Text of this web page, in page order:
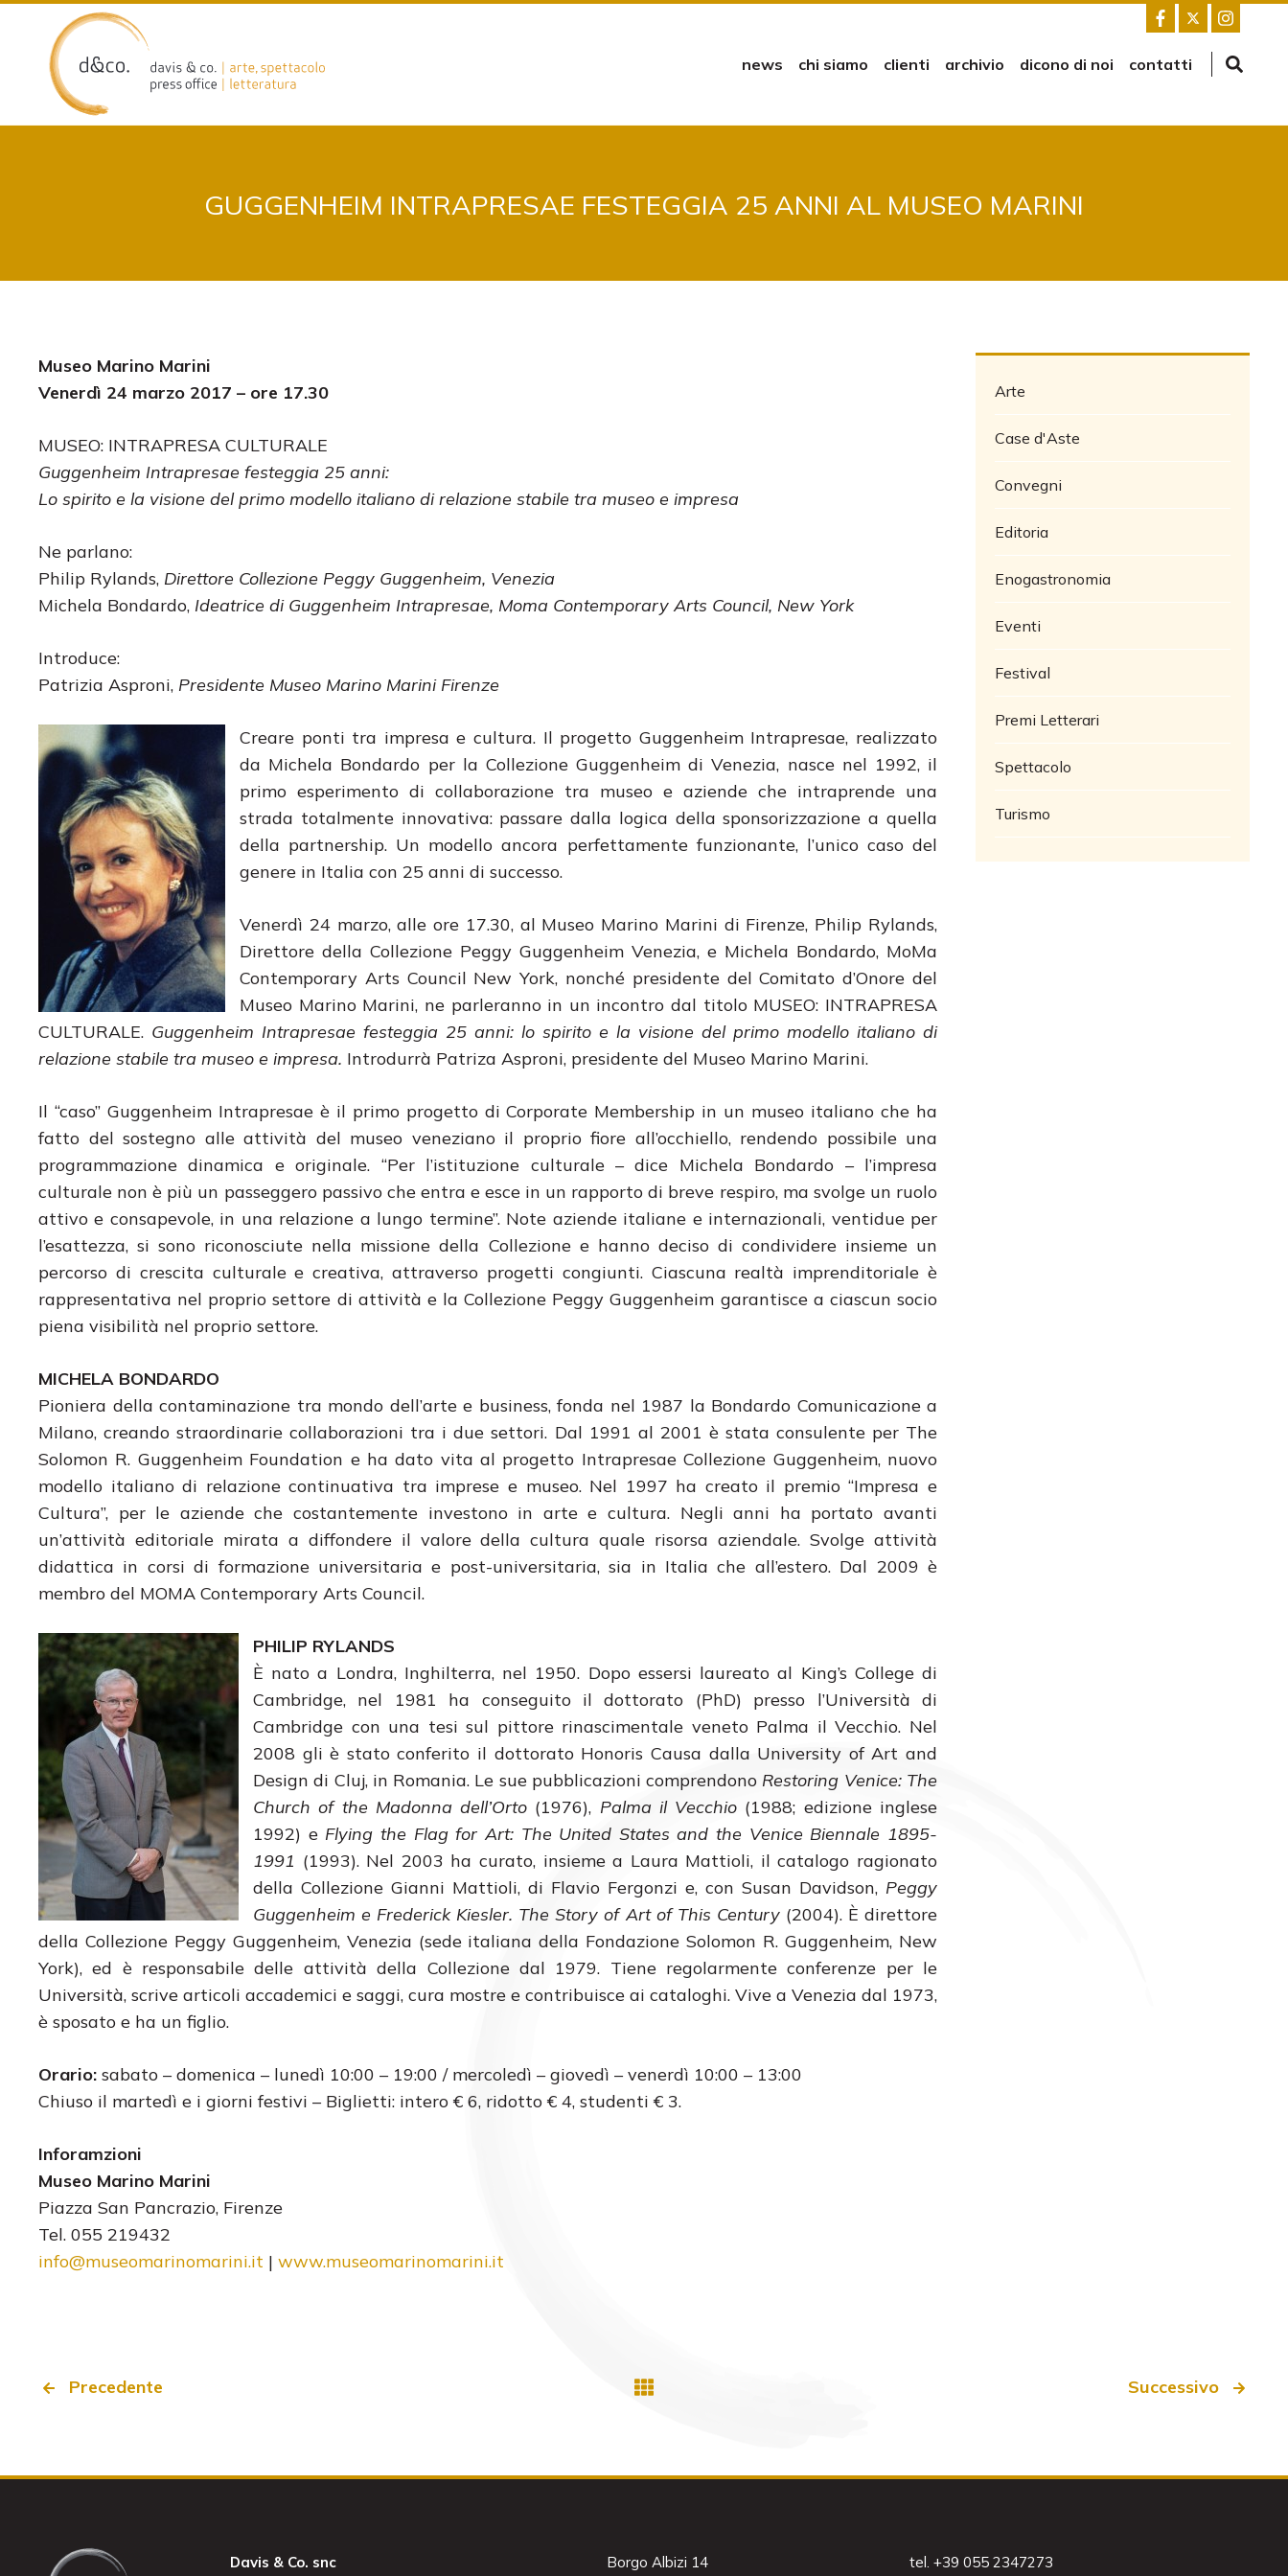
content
news chi siamo clienti archivio dicono di noi contatti
GUGGENHEIM INTRAPRESAE FESTEGGIA 25 ANNI AL MUSEO MARINI
Museo Marino Marini
Venerdì 24 marzo 2017 – ore 17.30
MUSEO: INTRAPRESA CULTURALE
Guggenheim Intrapresae festeggia 25 anni:
Lo spirito e la visione del primo modello italiano di relazione stabile tra museo e impresa
Ne parlano:
Philip Rylands, Direttore Collezione Peggy Guggenheim, Venezia
Michela Bondardo, Ideatrice di Guggenheim Intrapresae, Moma Contemporary Arts Council, New York
Introduce:
Patrizia Asproni, Presidente Museo Marino Marini Firenze
Creare ponti tra impresa e cultura. Il progetto Guggenheim Intrapresae, realizzato
da Michela Bondardo per la Collezione Guggenheim di Venezia, nasce nel 1992, il
primo esperimento di collaborazione tra museo e aziende che intraprende una
strada totalmente innovativa: passare dalla logica della sponsorizzazione a quella
della partnership. Un modello ancora perfettamente funzionante, l’unico caso del
genere in Italia con 25 anni di successo.
Venerdì 24 marzo, alle ore 17.30, al Museo Marino Marini di Firenze, Philip Rylands,
Direttore della Collezione Peggy Guggenheim Venezia, e Michela Bondardo, MoMa
Contemporary Arts Council New York, nonché presidente del Comitato d’Onore del
Museo Marino Marini, ne parleranno in un incontro dal titolo MUSEO: INTRAPRESA
CULTURALE. Guggenheim Intrapresae festeggia 25 anni: lo spirito e la visione del primo modello italiano di
relazione stabile tra museo e impresa. Introdurrà Patriza Asproni, presidente del Museo Marino Marini.
Il “caso” Guggenheim Intrapresae è il primo progetto di Corporate Membership in un museo italiano che ha
fatto del sostegno alle attività del museo veneziano il proprio fiore all’occhiello, rendendo possibile una
programmazione dinamica e originale. “Per l’istituzione culturale – dice Michela Bondardo – l’impresa
culturale non è più un passeggero passivo che entra e esce in un rapporto di breve respiro, ma svolge un ruolo
attivo e consapevole, in una relazione a lungo termine”. Note aziende italiane e internazionali, ventidue per
l’esattezza, si sono riconosciute nella missione della Collezione e hanno deciso di condividere insieme un
percorso di crescita culturale e creativa, attraverso progetti congiunti. Ciascuna realtà imprenditoriale è
rappresentativa nel proprio settore di attività e la Collezione Peggy Guggenheim garantisce a ciascun socio
piena visibilità nel proprio settore.
MICHELA BONDARDO
Pioniera della contaminazione tra mondo dell’arte e business, fonda nel 1987 la Bondardo Comunicazione a
Milano, creando straordinarie collaborazioni tra i due settori. Dal 1991 al 2001 è stata consulente per The
Solomon R. Guggenheim Foundation e ha dato vita al progetto Intrapresae Collezione Guggenheim, nuovo
modello italiano di relazione continuativa tra imprese e museo. Nel 1997 ha creato il premio “Impresa e
Cultura”, per le aziende che costantemente investono in arte e cultura. Negli anni ha portato avanti
un’attività editoriale mirata a diffondere il valore della cultura quale risorsa aziendale. Svolge attività
didattica in corsi di formazione universitaria e post-universitaria, sia in Italia che all’estero. Dal 2009 è
membro del MOMA Contemporary Arts Council.
PHILIP RYLANDS
È nato a Londra, Inghilterra, nel 1950. Dopo essersi laureato al King’s College di
Cambridge, nel 1981 ha conseguito il dottorato (PhD) presso l’Università di
Cambridge con una tesi sul pittore rinascimentale veneto Palma il Vecchio. Nel
2008 gli è stato conferito il dottorato Honoris Causa dalla University of Art and
Design di Cluj, in Romania. Le sue pubblicazioni comprendono Restoring Venice: The
Church of the Madonna dell’Orto (1976), Palma il Vecchio (1988; edizione inglese
1992) e Flying the Flag for Art: The United States and the Venice Biennale 1895-
1991 (1993). Nel 2003 ha curato, insieme a Laura Mattioli, il catalogo ragionato
della Collezione Gianni Mattioli, di Flavio Fergonzi e, con Susan Davidson, Peggy
Guggenheim e Frederick Kiesler. The Story of Art of This Century(2004). È direttore
della Collezione Peggy Guggenheim, Venezia (sede italiana della Fondazione Solomon R. Guggenheim, New
York), ed è responsabile delle attività della Collezione dal 1979. Tiene regolarmente conferenze per le
Università, scrive articoli accademici e saggi, cura mostre e contribuisce ai cataloghi. Vive a Venezia dal 1973,
è sposato e ha un figlio.
Orario: sabato – domenica – lunedì 10:00 – 19:00 / mercoledì – giovedì – venerdì 10:00 – 13:00
Chiuso il martedì e i giorni festivi – Biglietti: intero € 6, ridotto € 4, studenti € 3.
Inforamzioni
Museo Marino Marini
Piazza San Pancrazio, Firenze
Tel. 055 219432
info@museomarinomarini.it | www.museomarinomarini.it
Arte
Case d'Aste
Convegni
Editoria
Enogastronomia
Eventi
Festival
Premi Letterari
Spettacolo
Turismo
Precedente Successivo
Davis & Co. snc
Borgo Albizi 14
tel. +39 055 2347273